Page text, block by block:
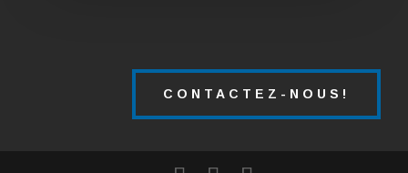
CONTACTEZ-NOUS!